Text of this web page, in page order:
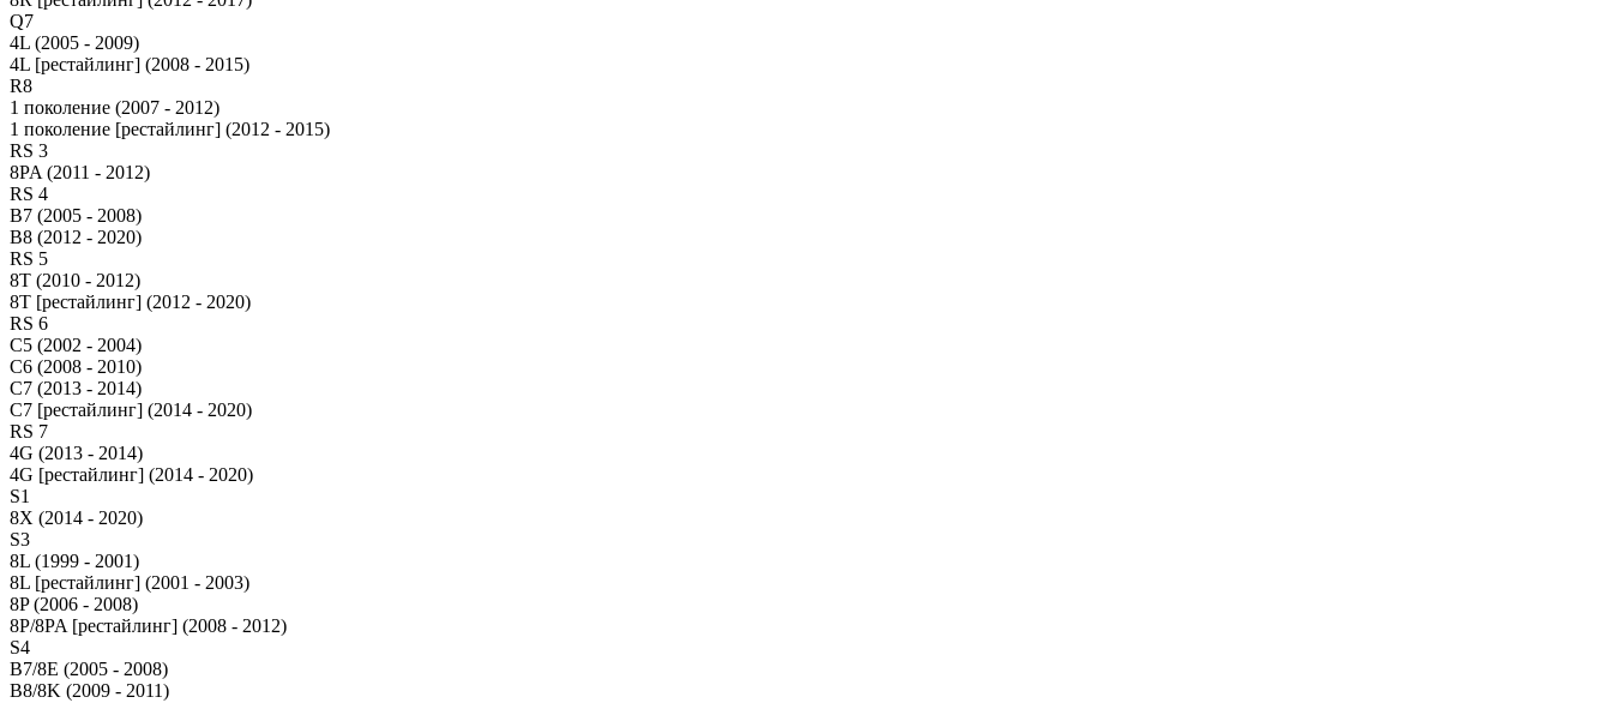
Q7
4L (2005 - 2009)
4L [рестайлинг] (2008 - 2015)
R8
1 поколение (2007 - 2012)
1 поколение [рестайлинг] (2012 - 2015)
RS 3
8PA (2011 - 2012)
RS 4
B7 (2005 - 2008)
B8 (2012 - 2020)
RS 5
8T (2010 - 2012)
8T [рестайлинг] (2012 - 2020)
RS 6
C5 (2002 - 2004)
C6 (2008 - 2010)
C7 (2013 - 2014)
C7 [рестайлинг] (2014 - 2020)
RS 7
4G (2013 - 2014)
4G [рестайлинг] (2014 - 2020)
S1
8X (2014 - 2020)
S3
8L (1999 - 2001)
8L [рестайлинг] (2001 - 2003)
8P (2006 - 2008)
8P/8PA [рестайлинг] (2008 - 2012)
S4
B7/8E (2005 - 2008)
B8/8K (2009 - 2011)